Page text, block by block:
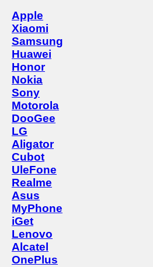
Apple
Xiaomi
Samsung
Huawei
Honor
Nokia
Sony
Motorola
DooGee
LG
Aligator
Cubot
UleFone
Realme
Asus
MyPhone
iGet
Lenovo
Alcatel
OnePlus